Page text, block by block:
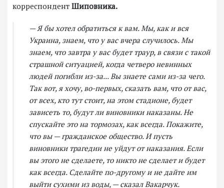
корреспондент Шиповника.
— Я бы хотел обратиться к вам. Мы, как и вся
Украина, знаем, что у вас вчера случилось. Мы
знаем, что завтра у вас будет траур, в связи с такой
страшной ситуацией, когда четверо невинных
людей погибли из-за... Вы знаете сами из-за чего.
Так вот, я хочу, во-первых, сказать вам, что от вас,
от всех, кто тут стоит, на этом стадионе, будет
зависеть то, будут ли виновники наказаны. Не
спускайте это на тормозах, как всегда. Покажите,
что вы — гражданское общество. И пусть
виновники трагедии не уйдут от наказания. Если
вы этого не сделаете, то никто не сделает и будет
как всегда. Сделайте по-другому и не дайте им
выйти сухими из воды, — сказал Вакарчук.